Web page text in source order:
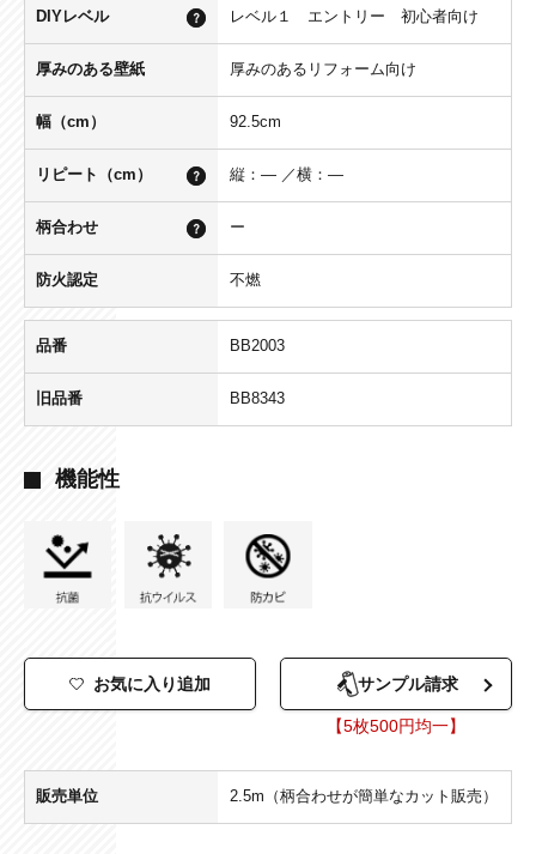
DIYレベル レベル１ エントリー 初心者向け
厚みのある壁紙 厚みのあるリフォーム向け
幅（cm） 92.5cm
リピート（cm） 縦：― ／横：―
柄合わせ ー
防火認定 不燃
品番 BB2003
旧品番 BB8343
機能性
お気に入り追加 サンプル請求
【5枚500円均一】
販売単位 2.5m（柄合わせが簡単なカット販売）